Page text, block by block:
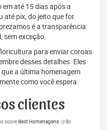
até 15 dias após a
até pix, do jeito que for
é a transparência:
sem exceção.
para enviar coroas
desses detalhes. Eles
a última homenagem
como você espera.
clientes
sobre Best Homenagens. (não